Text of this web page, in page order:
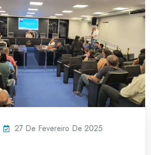
27 De Fevereiro De 2025